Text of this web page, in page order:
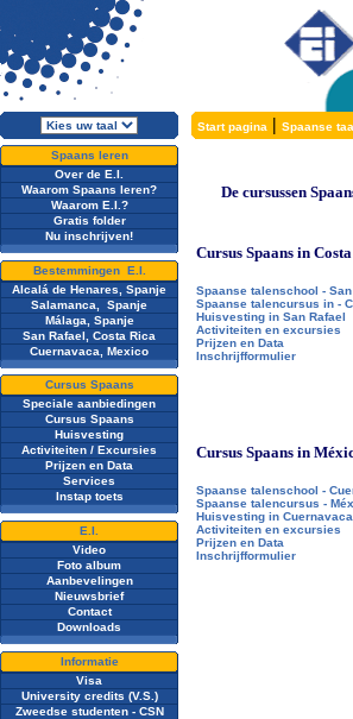
Start pagina | Spaanse
Spaans leren
Over de E.I.
Waarom Spaans leren?
Waarom E.I.?
Gratis folder
Nu inschrijven!
Bestemmingen E.I.
Alcalá de Henares, Spanje
Salamanca, Spanje
Málaga, Spanje
San Rafael, Costa Rica
Cuernavaca, Mexico
Cursus Spaans
Speciale aanbiedingen
Cursus Spaans
Huisvesting
Activiteiten / Excursies
Prijzen en Data
Services
Instap toets
E.I.
Video
Foto album
Aanbevelingen
Nieuwsbrief
Contact
Downloads
Informatie
Visa
University credits (V.S.)
Zweedse studenten - CSN
De cursussen
Cursus Spaans in
Spaanse talenschool - San
Spaanse talencursus in -
Huisvesting in San Rafael
Activiteiten en excursies
Prijzen en Data
Inschrijfformulier
Cursus Spaans in
Spaanse talenschool -
Spaanse talencursus -
Huisvesting in Cuernavaca
Activiteiten en excursies
Prijzen en Data
Inschrijfformulier